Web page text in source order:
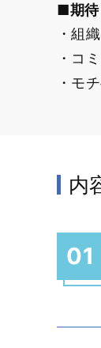
■期待
組
コ
モ
内
01